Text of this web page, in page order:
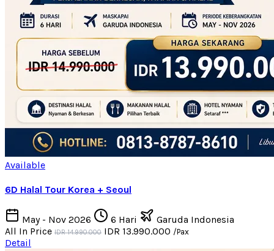
Available
6D Halal Tour Korea + Seoul
May - Nov 2026 6 Hari
Garuda Indonesia
All In Price IDR 14.990.000 IDR 13.990.000 /Pax
Detail